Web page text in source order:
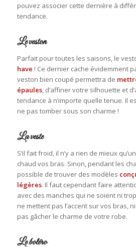
pouvez associer cette dernière à
tendance.
Le veston
Parfait pour toutes les saisons, le
have ! Ce dernier cache évidemment
veston bien coupé permettra de
épaules, d’affiner votre silhouette et
tendance à n’importe quelle tenue. Il
ne pas tomber sous son charme !
La veste
S’il fait froid, il n’y a rien de mieux
chaud vos bras. Sinon, pendant les
possible de trouver des modèles
légères. Il faut cependant faire
avec des manches qui ne soient ni
ne mettent pas l’accent sur vos bras,
pas gâcher le charme de votre robe.
Le boléro